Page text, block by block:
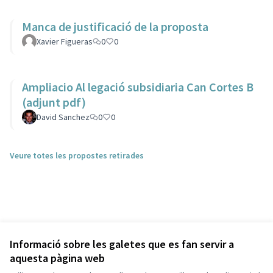
Informació sobre les galetes que es fan servir a
aquesta pàgina web
Manca de justificació de la proposta
Xavier Figueras 0 0
Ampliacio Al legació subsidiaria Can Cortes B
(adjunt pdf)
David Sanchez 0 0
Veure totes les propostes retirades